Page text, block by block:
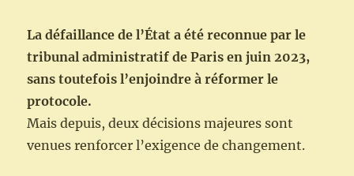
La défaillance de l’État a été reconnue par le
tribunal administratif de Paris en juin 2023,
sans toutefois l’enjoindre à réformer le
protocole.
Mais depuis, deux décisions majeures sont
venues renforcer l’exigence de changement.